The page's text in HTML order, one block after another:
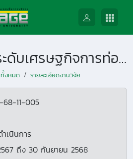
การพัฒนายกระดับเศรษฐกิจการท่องเที่ยว ผลิตภัณฑ์ และบริการสุขภาพด้วยฐานวัฒนธรรมภูมิปัญญาหมอเมืองล้านนาเชิงสร้างสรรค์สู่ตลาดท่องเที่ยวมูลค่าสูง
งหมด รายละเอียดงานวิจัย
68-11-005
เนินการ
ถึง 30 กันยายน 2568